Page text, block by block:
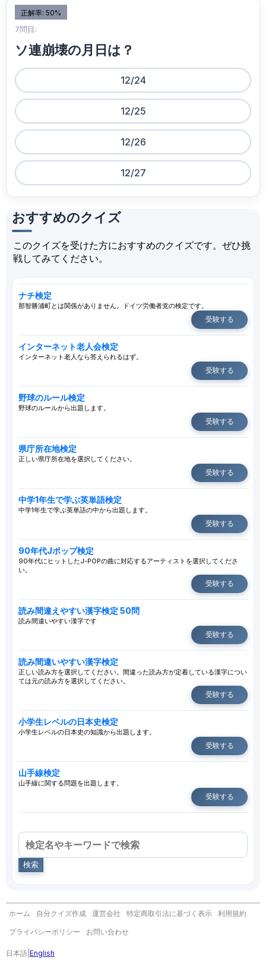
正解率: 50%
7問目:
ソ連崩壊の月日は？
12/24
12/25
12/26
12/27
おすすめのクイズ
このクイズを受けた方におすすめのクイズです。ぜひ挑
戦してみてください。
ナチ検定
那智勝浦町とは関係がありません。ドイツ労働者党の検定です。
受験する
インターネット老人会検定
インターネット老人なら答えられるはず。
受験する
野球のルール検定
野球のルールから出題します。
受験する
県庁所在地検定
正しい県庁所在地を選択してください。
受験する
中学1年生で学ぶ英単語検定
中学1年生で学ぶ英単語の中から出題します。
受験する
90年代Jポップ検定
90年代にヒットしたJ-POPの曲に対応するアーティストを選択してくださ
い。
受験する
読み間違えやすい漢字検定 50問
読み間違いやすい漢字です
受験する
読み間違いやすい漢字検定
正しい読み方を選択してください。間違った読み方が定着している漢字につい
ては元の読み方を選択してください。
受験する
小学生レベルの日本史検定
小学生レベルの日本史の知識から出題します。
受験する
山手線検定
山手線に関する問題を出題します。
受験する
検索
ホーム 自分クイズ作成 運営会社 特定商取引法に基づく表示 利用規約
プライバシーポリシー お問い合わせ
日本語 English